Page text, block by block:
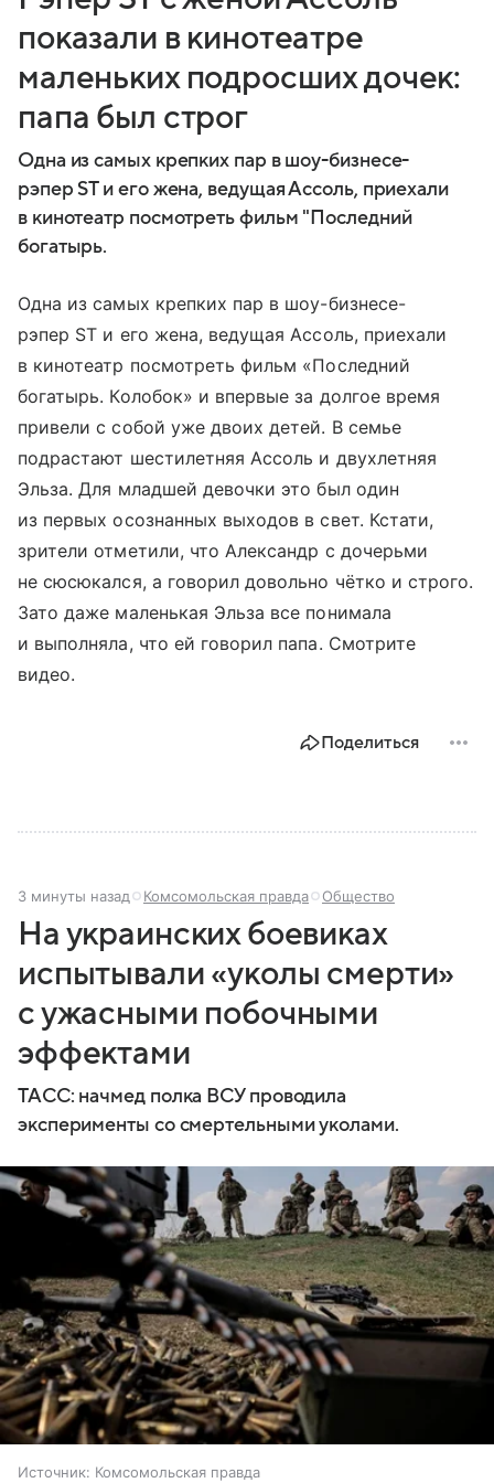
показали в кинотеатре
маленьких подросших дочек:
папа был строг
Одна из самых крепких пар в шоу-бизнесе-
рэпер ST и его жена, ведущая Ассоль, приехали
в кинотеатр посмотреть фильм "Последний
богатырь.
Одна из самых крепких пар в шоу-бизнесе-
рэпер ST и его жена, ведущая Ассоль, приехали
в кинотеатр посмотреть фильм «Последний
богатырь. Колобок» и впервые за долгое время
привели с собой уже двоих детей. В семье
подрастают шестилетняя Ассоль и двухлетняя
Эльза. Для младшей девочки это был один
из первых осознанных выходов в свет. Кстати,
зрители отметили, что Александр с дочерьми
не сюсюкался, а говорил довольно чётко и строго.
Зато даже маленькая Эльза все понимала
и выполняла, что ей говорил папа. Смотрите
видео.
Поделиться
3 минуты назад Комсомольская правда Общество
На украинских боевиках
испытывали «уколы смерти»
с ужасными побочными
эффектами
ТАСС: начмед полка ВСУ проводила
эксперименты со смертельными уколами.
Источник: Комсомольская правда